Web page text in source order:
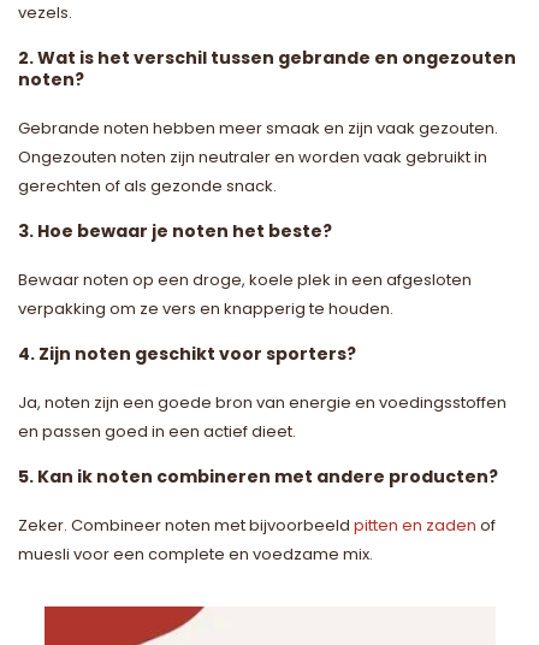
vezels.
2. Wat is het verschil tussen gebrande en ongezouten
noten?
Gebrande noten hebben meer smaak en zijn vaak gezouten.
Ongezouten noten zijn neutraler en worden vaak gebruikt in
gerechten of als gezonde snack.
3. Hoe bewaar je noten het beste?
Bewaar noten op een droge, koele plek in een afgesloten
verpakking om ze vers en knapperig te houden.
4. Zijn noten geschikt voor sporters?
Ja, noten zijn een goede bron van energie en voedingsstoffen
en passen goed in een actief dieet.
5. Kan ik noten combineren met andere producten?
Zeker. Combineer noten met bijvoorbeeld pitten en zaden of
muesli voor een complete en voedzame mix.